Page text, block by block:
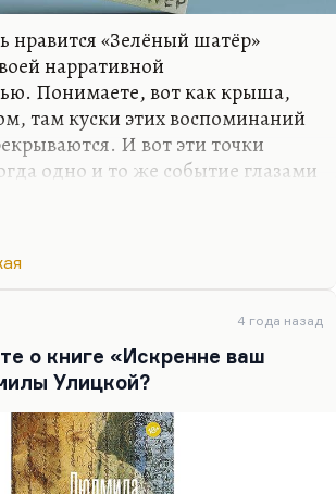
нравится «Зелёный шатёр»
нарративной
Понимаете, вот как крыша,
там куски этих воспоминаний
И вот эти точки
одно и то же событие глазами
такой зелёный шатёр, как
стойкую неприязнь, потому что
движении семидесятых годов я
по личным воспоминаниям (всё-
у нас дома, я бывал в их
роман Кормера
мне в этом случае, в этом
более трезвым, более жёстким,
4 года назад
о книге «Искренне ваш
Улицкой?